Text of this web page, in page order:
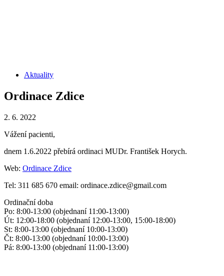
Aktuality
Ordinace Zdice
2. 6. 2022
Vážení pacienti,
dnem 1.6.2022 přebírá ordinaci MUDr. František Horych.
Web: Ordinace Zdice
Tel: 311 685 670 email: ordinace.zdice@gmail.com
Ordinační doba
Po: 8:00-13:00 (objednaní 11:00-13:00)
Út: 12:00-18:00 (objednaní 12:00-13:00, 15:00-18:00)
St: 8:00-13:00 (objednaní 10:00-13:00)
Čt: 8:00-13:00 (objednaní 10:00-13:00)
Pá: 8:00-13:00 (objednaní 11:00-13:00)